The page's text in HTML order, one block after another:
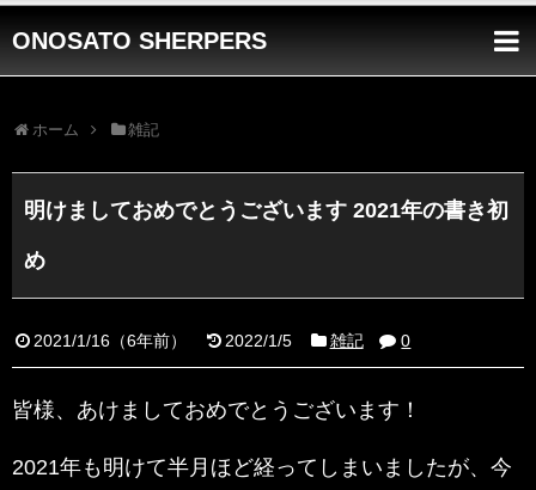
ONOSATO SHERPERS
ホーム 雑記
明けましておめでとうございます 2021年の書き初
め
2021/1/16 （6年前） 2022/1/5 雑記 0
皆様、あけましておめでとうございます！
2021年も明けて半月ほど経ってしまいましたが、今